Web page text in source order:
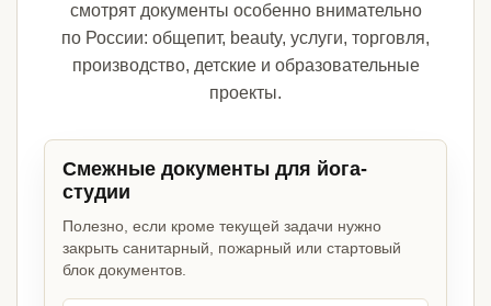
смотрят документы особенно внимательно
по России: общепит, beauty, услуги, торговля,
производство, детские и образовательные
проекты.
Смежные документы для йога-
студии
Полезно, если кроме текущей задачи нужно
закрыть санитарный, пожарный или стартовый
блок документов.